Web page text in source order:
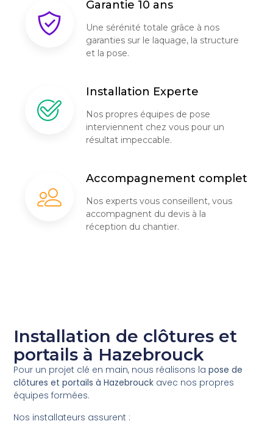
Garantie 10 ans
Une sérénité totale grâce à nos
garanties sur le laquage, la structure
et la pose.
Installation Experte
Nos propres équipes de pose
interviennent chez vous pour un
résultat impeccable.
Accompagnement complet
Nos experts vous conseillent, vous
accompagnent du devis à la
réception du chantier.
Installation de clôtures et
portails à Hazebrouck
Pour un projet clé en main, nous réalisons lapose de
clôtures et portails à Hazebrouck avec nos propres
équipes formées.
Nos installateurs assurent :